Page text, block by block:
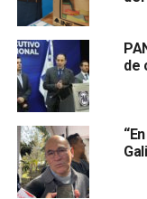
extraen minerales
de